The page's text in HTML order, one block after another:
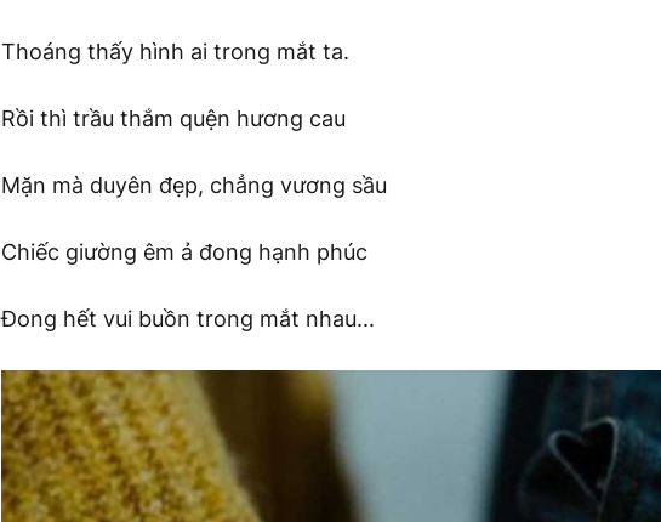
Thoáng thấy hình ai trong mắt ta.
Rồi thì trầu thắm quện hương cau
Mặn mà duyên đẹp, chẳng vương sầu
Chiếc giường êm ả đong hạnh phúc
Đong hết vui buồn trong mắt nhau...